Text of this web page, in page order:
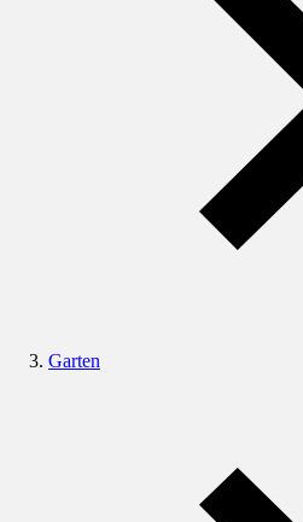
Garten